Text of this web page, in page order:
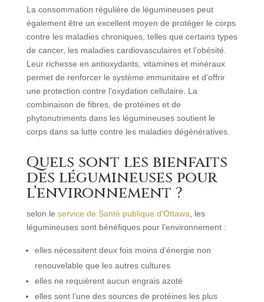
La consommation régulière de légumineuses peut
également être un excellent moyen de protéger le corps
contre les maladies chroniques, telles que certains types
de cancer, les maladies cardiovasculaires et l’obésité.
Leur richesse en antioxydants, vitamines et minéraux
permet de renforcer le système immunitaire et d’offrir
une protection contre l’oxydation cellulaire. La
combinaison de fibres, de protéines et de
phytonutriments dans les légumineuses soutient le
corps dans sa lutte contre les maladies dégénératives.
Quels sont les bienfaits
des légumineuses pour
l’environnement ?
selon le service de Santé publique d’Ottawa , les
légumineuses sont bénéfiques pour l’environnement :
elles nécessitent deux fois moins d’énergie non
renouvelable que les autres cultures
elles ne requièrent aucun engrais azoté
elles sont l’une des sources de protéines les plus